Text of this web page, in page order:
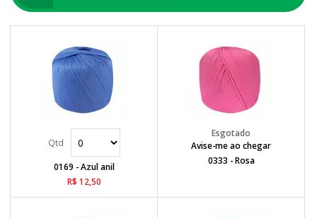
0169 - Azul anil
R$ 12,50
Avise-me ao chegar
0333 - Rosa